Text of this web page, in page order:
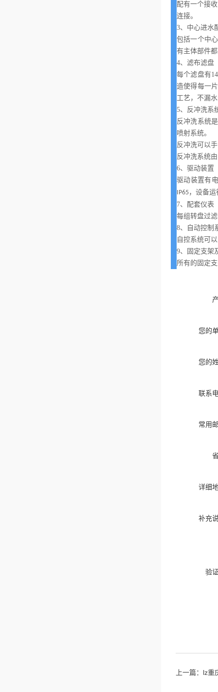
配有一个接
连接。
3、中心进水
包括一个中
有主体部件
4、滤布滤盘
每个滤盘有14
造使得每一
工艺，不漏
5、反冲洗系
反冲洗系统
喷射系统。
反冲洗可以
反冲洗系统
6、驱动装置
驱动装置有
IP65，设备
7、配套仪表
每组转盘过
8、自动控制
自控系统可
9、固定支架
所有的固定
您的
您的
联系
常用
详细
补充
验
上一篇： lz重